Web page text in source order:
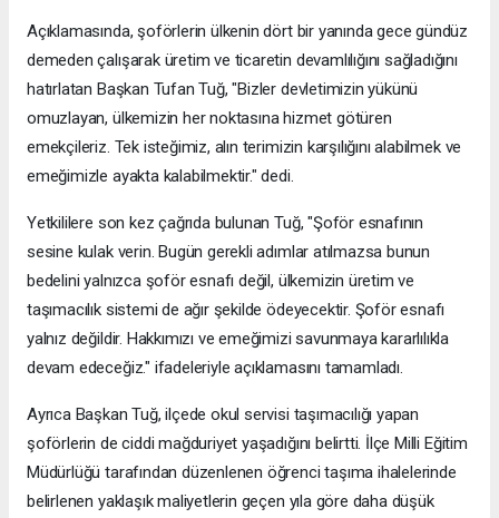
Açıklamasında, şoförlerin ülkenin dört bir yanında gece gündüz
demeden çalışarak üretim ve ticaretin devamlılığını sağladığını
hatırlatan Başkan Tufan Tuğ, "Bizler devletimizin yükünü
omuzlayan, ülkemizin her noktasına hizmet götüren
emekçileriz. Tek isteğimiz, alın terimizin karşılığını alabilmek ve
emeğimizle ayakta kalabilmektir." dedi.
Yetkililere son kez çağrıda bulunan Tuğ, "Şoför esnafının
sesine kulak verin. Bugün gerekli adımlar atılmazsa bunun
bedelini yalnızca şoför esnafı değil, ülkemizin üretim ve
taşımacılık sistemi de ağır şekilde ödeyecektir. Şoför esnafı
yalnız değildir. Hakkımızı ve emeğimizi savunmaya kararlılıkla
devam edeceğiz." ifadeleriyle açıklamasını tamamladı.
Ayrıca Başkan Tuğ, ilçede okul servisi taşımacılığı yapan
şoförlerin de ciddi mağduriyet yaşadığını belirtti. İlçe Milli Eğitim
Müdürlüğü tarafından düzenlenen öğrenci taşıma ihalelerinde
belirlenen yaklaşık maliyetlerin geçen yıla göre daha düşük